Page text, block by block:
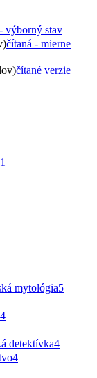
výborný stav
čítaná - mierne
čítané verzie
mytológia5
4
detektívka4
4